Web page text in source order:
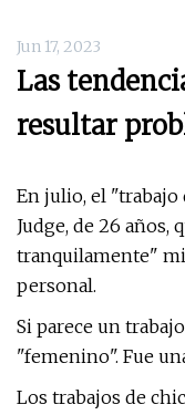
Jun 17, 2023
Las
resultar
En julio, el "trabajo
Judge, de 26
tranquilamente"
personal.
Si parece un
"femenino". Fue
Los trabajos de